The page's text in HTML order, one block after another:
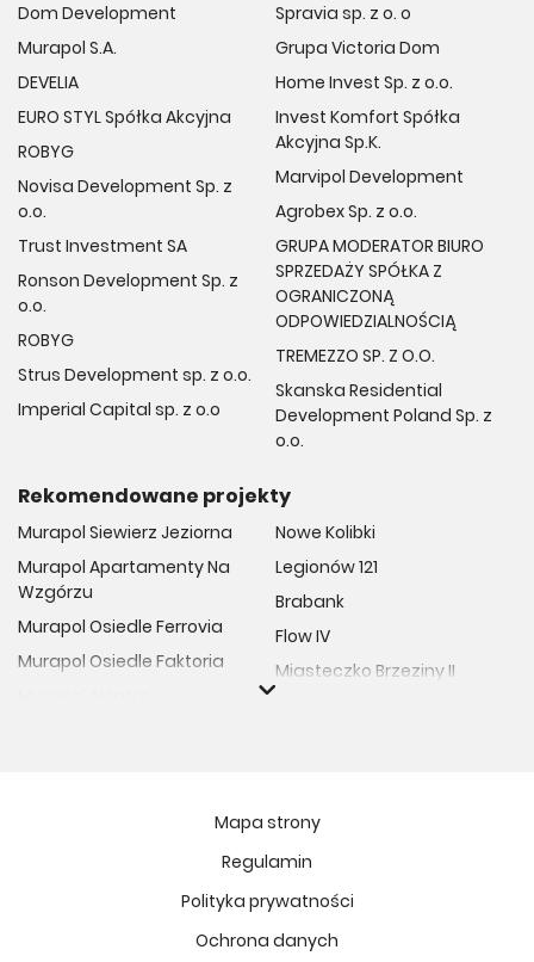
Dom Development
Murapol S.A.
DEVELIA
EURO STYL Spółka Akcyjna
ROBYG
Novisa Development Sp. z
o.o.
Trust Investment SA
Ronson Development Sp. z
o.o.
ROBYG
Strus Development sp. z o.o.
Imperial Capital sp. z o.o
Spravia sp. z o. o
Grupa Victoria Dom
Home Invest Sp. z o.o.
Invest Komfort Spółka
Akcyjna Sp.K.
Marvipol Development
Agrobex Sp. z o.o.
GRUPA MODERATOR BIURO
SPRZEDAŻY SPÓŁKA Z
OGRANICZONĄ
ODPOWIEDZIALNOŚCIĄ
TREMEZZO SP. Z O.O.
Skanska Residential
Development Poland Sp. z
o.o.
Rekomendowane projekty
Murapol Siewierz Jeziorna
Murapol Apartamenty Na
Wzgórzu
Murapol Osiedle Ferrovia
Murapol Osiedle Faktoria
Murapol Osiedle Szafirove
Nowe Kolibki
Legionów 121
Brabank
Flow IV
Miasteczko Brzeziny II
MIASTECZKO NOVA FALA
Żywiecka Vita
Mapa strony
Regulamin
Polityka prywatności
Ochrona danych